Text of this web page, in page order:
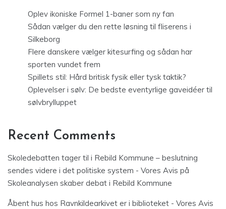
Oplev ikoniske Formel 1-baner som ny fan
Sådan vælger du den rette løsning til fliserens i
Silkeborg
Flere danskere vælger kitesurfing og sådan har
sporten vundet frem
Spillets stil: Hård britisk fysik eller tysk taktik?
Oplevelser i sølv: De bedste eventyrlige gaveidéer til
sølvbrylluppet
Recent Comments
Skoledebatten tager til i Rebild Kommune – beslutning
sendes videre i det politiske system - Vores Avis på
Skoleanalysen skaber debat i Rebild Kommune
Åbent hus hos Ravnkildearkivet er i biblioteket - Vores Avis